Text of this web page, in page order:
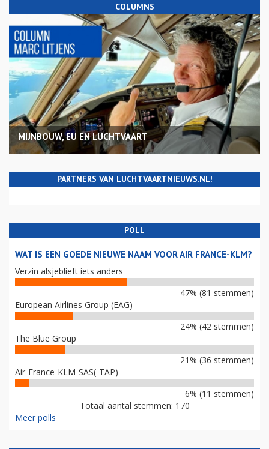
COLUMNS
MIJNBOUW, EU EN LUCHTVAART
PARTNERS VAN LUCHTVAARTNIEUWS.NL!
POLL
WAT IS EEN GOEDE NIEUWE NAAM VOOR AIR FRANCE-KLM?
Verzin alsjeblieft iets anders
47% (81 stemmen)
European Airlines Group (EAG)
24% (42 stemmen)
The Blue Group
21% (36 stemmen)
Air-France-KLM-SAS(-TAP)
6% (11 stemmen)
Totaal aantal stemmen: 170
Meer polls